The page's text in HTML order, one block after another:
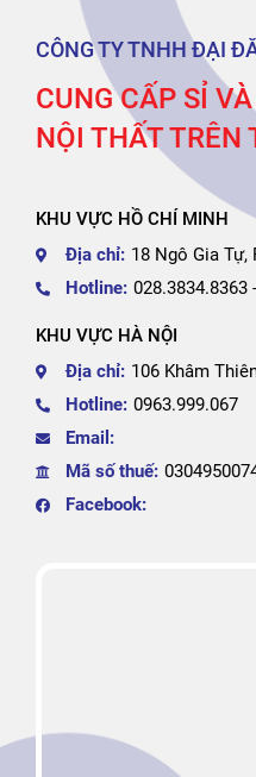
CÔNG TY TNHH ĐẠI
CUNG CẤP SỈ
NỘI THẤT TRÊN
KHU VỰC HỒ CHÍ MINH
Địa chỉ: 18 Ngô Gia Tự,
Hotline: 028.3834.8363
KHU VỰC HÀ NỘI
Địa chỉ: 106 Khâm
Hotline: 0963.999.067
Email:
Mã số thuế:
Facebook: